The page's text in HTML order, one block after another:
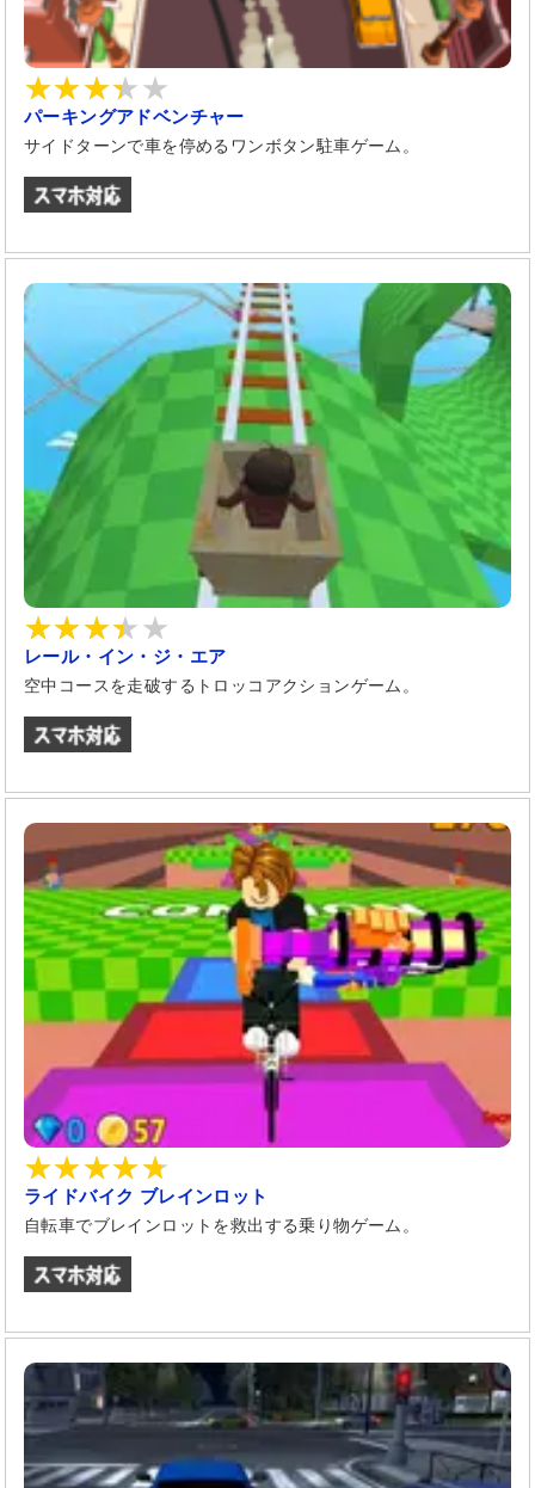
パーキングアドベンチャー
サイドターンで車を停めるワンボタン駐車ゲーム。
レール・イン・ジ・エア
空中コースを走破するトロッコアクションゲーム。
ライドバイク ブレインロット
自転車でブレインロットを救出する乗り物ゲーム。